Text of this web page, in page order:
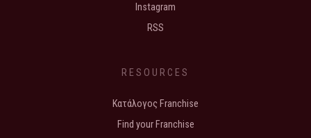
Instagram
RSS
RESOURCES
Κατάλογος Franchise
Find your Franchise